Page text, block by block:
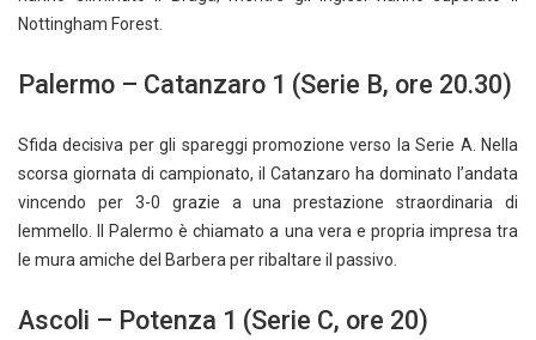
Nottingham Forest.
Palermo – Catanzaro 1 (Serie B, ore 20.30)
Sfida decisiva per gli spareggi promozione verso la Serie A. Nella
scorsa giornata di campionato, il Catanzaro ha dominato l’andata
vincendo per 3-0 grazie a una prestazione straordinaria di
Iemmello. Il Palermo è chiamato a una vera e propria impresa tra
le mura amiche del Barbera per ribaltare il passivo.
Ascoli – Potenza 1 (Serie C, ore 20)